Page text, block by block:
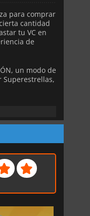
para comprar
cantidad
tu VC en
de
un modo de
Superestrellas,
Debes
familias
de